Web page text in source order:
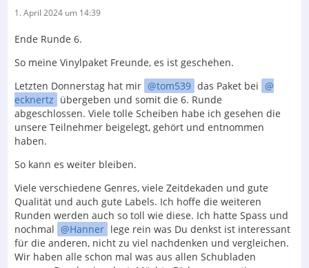
1. April 2024 um 14:39
Ende Runde 6.
So meine Vinylpaket Freunde, es ist geschehen.
Letzten Donnerstag hat mir
tom539 das Paket bei
ecknertz übergeben und somit die 6. Runde
abgeschlossen. Viele tolle Scheiben habe ich gesehen die
unsere Teilnehmer beigelegt, gehört und entnommen
haben.
So kann es weiter bleiben.
Viele verschiedene Genres, viele Zeitdekaden und gute
Qualität und auch gute Labels. Ich hoffe die weiteren
Runden werden auch so toll wie diese. Ich hatte Spass und
nochmal
Hanner lege rein was Du denkst ist interessant
für die anderen, nicht zu viel nachdenken und vergleichen.
Wir haben alle schon mal was aus allen Schubladen